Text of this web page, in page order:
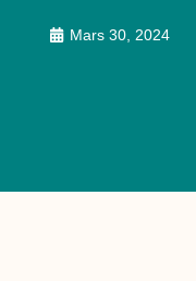
Mars 30, 2024